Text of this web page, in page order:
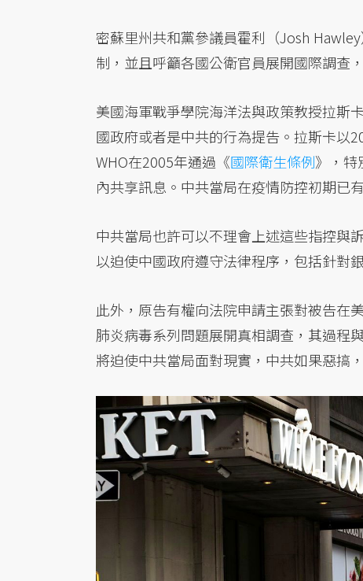
密蘇里州共和黨參議員霍利（Josh
制，並且呼籲各國公衛官員展開國際調查
美國海軍戰爭學院海洋法與政策教授拉斯
國政府或者是中共的行為提告。拉斯卡以
WHO在2005年通過《國際衛生條例》，特
內共享訊息。中共當局在疫情防控初期已
中共當局也許可以不理會上述這些指控與
以迫使中國政府遵守法律程序，包括針對
此外，原告有權向法院申請主張對被告在
肺炎病毒系列問題展開真相調查，其過程
將迫使中共當局面對現實，中共如果惡搞